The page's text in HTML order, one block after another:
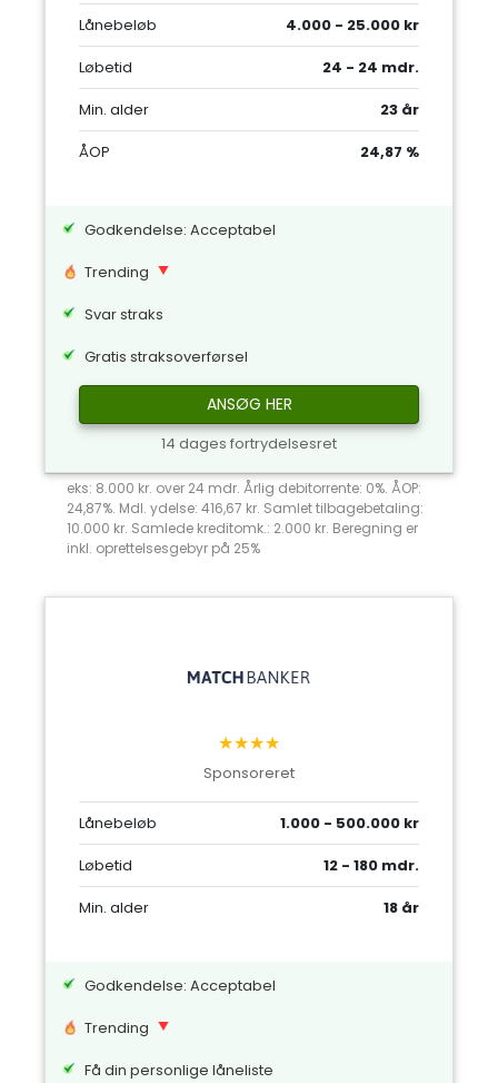
Lånebeløb
4.000 - 25.000 kr
Løbetid
24 - 24 mdr.
Min. alder
23 år
ÅOP
24,87 %
Godkendelse: Acceptabel
Trending
Svar straks
Gratis straksoverførsel
ANSØG HER
14 dages fortrydelsesret
eks: 8.000 kr. over 24 mdr. Årlig debitorrente: 0%. ÅOP:
24,87%. Mdl. ydelse: 416,67 kr. Samlet tilbagebetaling:
10.000 kr. Samlede kreditomk.: 2.000 kr. Beregning er
inkl. oprettelsesgebyr på 25%
★★★★
Sponsoreret
Lånebeløb
1.000 - 500.000 kr
Løbetid
12 - 180 mdr.
Min. alder
18 år
Godkendelse: Acceptabel
Trending
Få din personlige låneliste